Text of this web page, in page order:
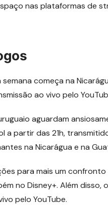
nas plataformas de
começa na
ao vivo pelo
aguardam
a partir das 21h,
na Nicarágua e na
para mais um confronto
no Disney+. Além disso,
pelo YouTube.